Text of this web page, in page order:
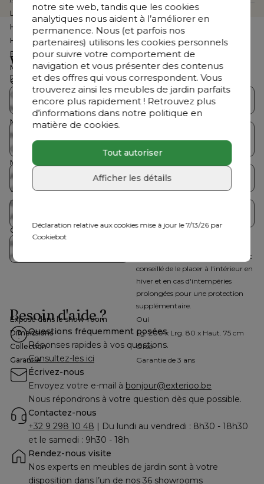
notre site web, tandis que les cookies
analytiques nous aident à l’améliorer en
permanence. Nous (et parfois nos
partenaires) utilisons les cookies personnels
pour suivre votre comportement de
navigation et vous présenter des contenus
et des offres qui vous correspondent. Vous
trouverez ainsi les meubles de jardin parfaits
encore plus rapidement ! Retrouvez plus
d’informations dans notre politique en
matière de cookies.
Tout autoriser
Afficher les détails
Déclaration relative aux cookies mise à jour le 7/13/26 par
Cookiebot
Largeur
80 cm
Hauteur
75 cm
Housse de protection inclus
Non
Extensible
Non
Marque
Bristol à la carte
Couleur armature
Beige
Couleur plateau de table
Beige
Matériau armature
Aluminium
Matériau plateau de table
Nombre de personnes
Couleur
Beige
Matériau
Aluminium, Céramique pleine
Assemblé
Non
Couleur detail plateau de table
Taj Mahal
Epaisseur plateau de table
Armature inoxydable
Coating
Premium coating
Résistance aux intempéries
meuble
laissé à l'extérieur en été, mais il est
conseillé de le placer à l'intérieur en
hiver et en cas d'intempéries
prolongées pour une protection
supplémentaire.
Exposé dans le show-room
Oui
Dimensions
Lg. 200 x Lrg. 80 x Haut. 75 cm
Collection
Orso
Garantie
Garantie de 3 ans
Vous cherchez autre chose ?
Découvrez notre offre complète
Collections Bristol Salons de jardin
chaises
Tables de jardin
Chaises de jardin Chaises longues
Besoin d'aide ?
Questions fréquemment posées
Réponses rapides à vos questions.
Consultez-les ici
Écrivez-nous
Envoyez votre e-mail à bonjour@exterioo.be
Nous répondrons à votre question dès que possible.
Contactez-nous
+32 9 298 10 48 | Du lundi au vendredi : 8h30 - 18h30
et le samedi : 9h30 - 18h
Rendez-nous visite
Nos experts en meubles de jardin sont à votre
disposition dans l’un de nos 36 showrooms